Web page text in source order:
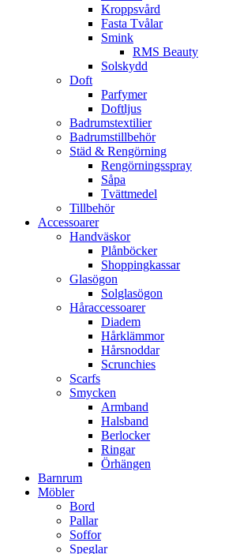
Kroppsvård
Fasta Tvålar
Smink
RMS Beauty
Solskydd
Doft
Parfymer
Doftljus
Badrumstextilier
Badrumstillbehör
Städ & Rengörning
Rengörningsspray
Såpa
Tvättmedel
Tillbehör
Accessoarer
Handväskor
Plånböcker
Shoppingkassar
Glasögon
Solglasögon
Håraccessoarer
Diadem
Hårklämmor
Hårsnoddar
Scrunchies
Scarfs
Smycken
Armband
Halsband
Berlocker
Ringar
Örhängen
Barnrum
Möbler
Bord
Pallar
Soffor
Speglar